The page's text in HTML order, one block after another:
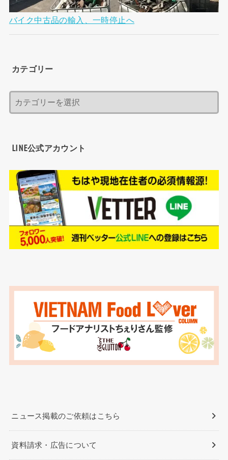
バイク中古品の輸入、一時停止へ
カテゴリー
LINE公式アカウント
ニュース掲載のご依頼はこちら
資料請求・広告について